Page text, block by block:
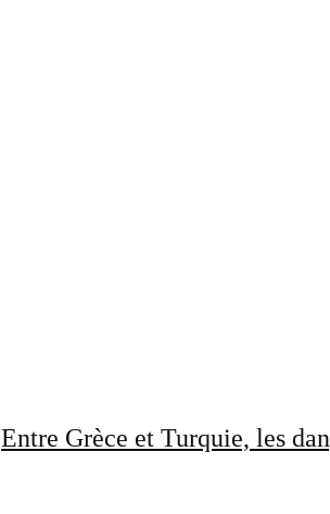
Entre Grèce et Turquie, les